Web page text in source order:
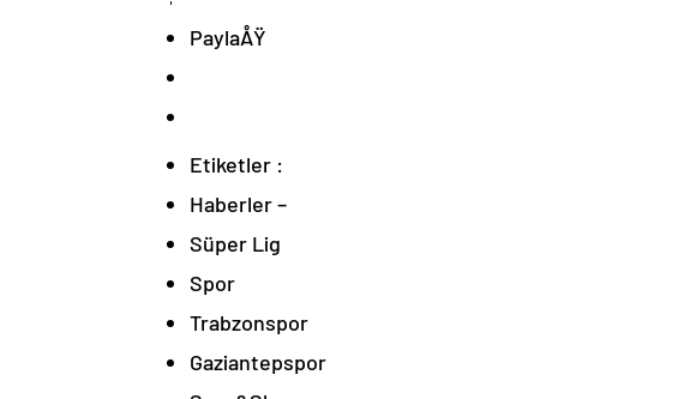
PaylaÅŸ
Etiketler :
Haberler –
Süper Lig
Spor
Trabzonspor
Gaziantepspor